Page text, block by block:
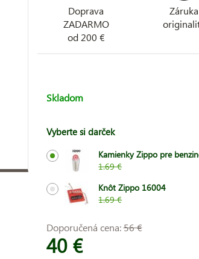
Doprava
ZADARMO
od 200 €
Záruka
Skladom
Vyberte si darček
Kamienky Zippo pre
1.69 €
Knôt Zippo 16004
1.69 €
Doporučená cena:56 €
40 €